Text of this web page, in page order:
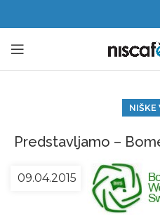
NIŠKE
Predstavljamo –
09.04.2015